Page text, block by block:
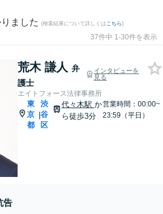
ました (検索結果について詳しくは こちら)
37件中 1-30件を表示
荒木 謙人 弁
護士
インタビューを
見る
エイトフォース法律事務所
東
京
都
|
渋
谷
区
代々木駅 か
ら徒歩3分
営業時間：00:00~
23:59（平日）
告